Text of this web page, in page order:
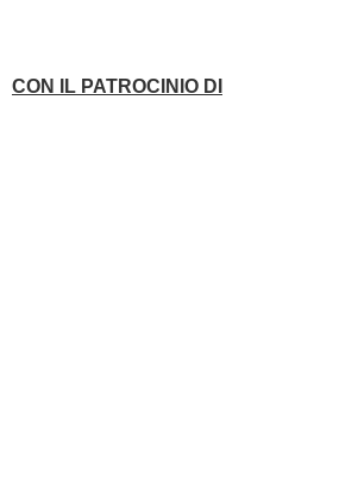
CON IL PATROCINIO DI